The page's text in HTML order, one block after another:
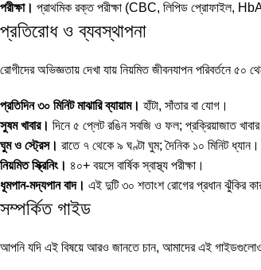
পরীক্ষা। প্রাথমিক রক্ত পরীক্ষা (CBC, লিপিড প্রোফাইল,
প্রতিরোধ ও ব্যবস্থাপনা
রোগীদের অভিজ্ঞতায় দেখা যায় নিয়মিত জীবনযাপন পরিবর্তনে
প্রতিদিন ৩০ মিনিট মাঝারি ব্যায়াম। হাঁটা, সাঁতার বা যোগ।
সুষম খাবার। দিনে ৫ প্লেট রঙিন সবজি ও ফল; প্রক্রিয়াজাত খাবার
ঘুম ও স্ট্রেস। রাতে ৭ থেকে ৯ ঘণ্টা ঘুম; দৈনিক ১০ মিনিট ধ্যান।
নিয়মিত স্ক্রিনিং। ৪০+ বয়সে বার্ষিক স্বাস্থ্য পরীক্ষা।
ধূমপান-মদ্যপান বাদ। এই দুটি ৩০ শতাংশ রোগের প্রধান ঝুঁকির
সম্পর্কিত গাইড
আপনি যদি এই বিষয়ে আরও জানতে চান, আমাদের এই